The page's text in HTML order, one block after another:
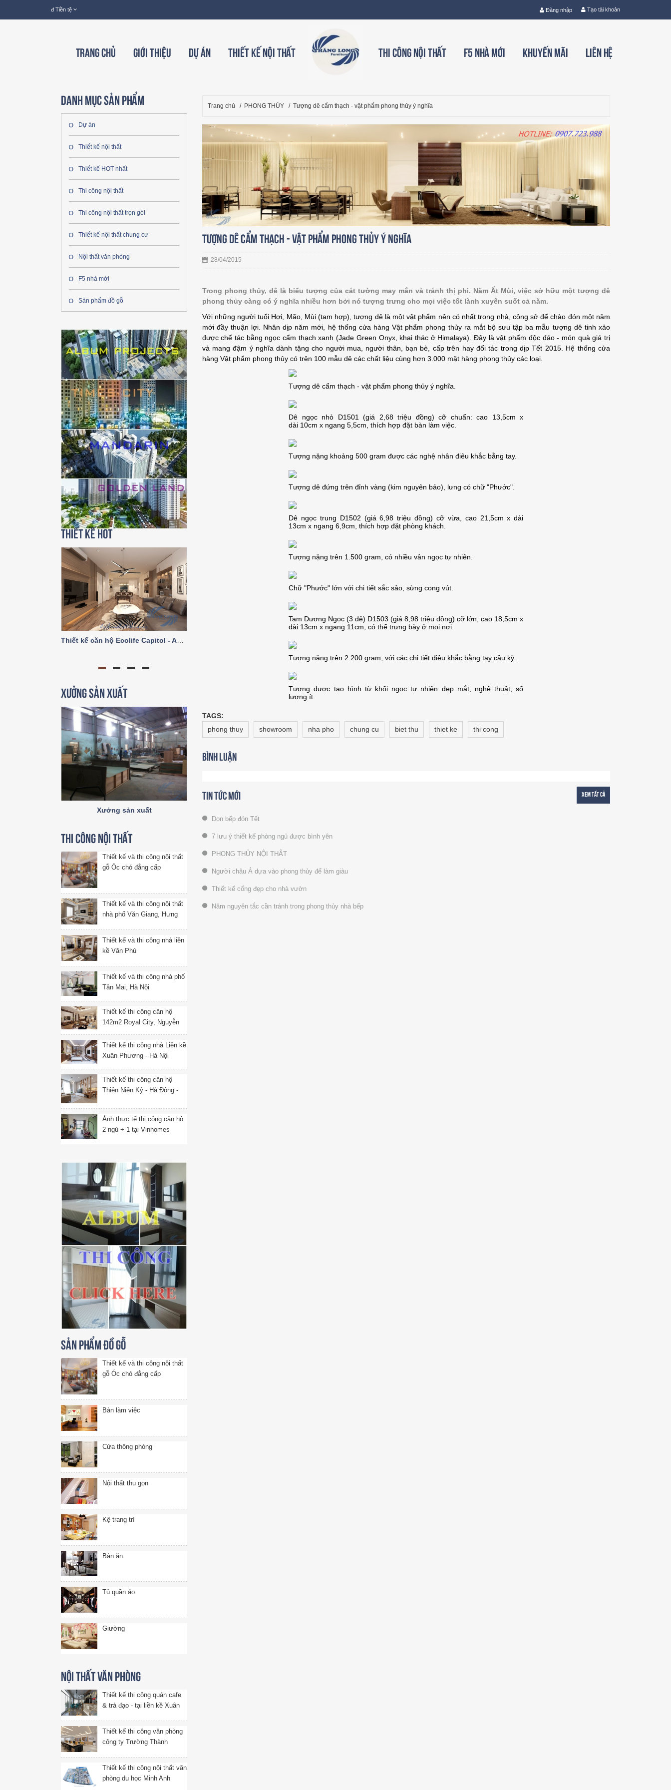
đ Tiền tệ Đăng nhập Tạo tài khoản
Trang chủ Giới thiệu Dự án Thiết kế nội thất Thi công nội thất F5 nhà mới Khuyến mãi Liên hệ
Danh mục sản phẩm
Dự án
Thiết kế nội thất
Thiết kế HOT nhất
Thi công nội thất
Thi công nội thất trọn gói
Thiết kế nội thất chung cư
Nội thất văn phòng
F5 nhà mới
Sản phẩm đồ gỗ
Thiết kế HOT
Thiết kế căn hộ Ecolife Capitol - A2 trục số 03
Xưởng sản xuất
Xưởng sản xuất
Thi công nội thất
Thiết kế và thi công nội thất
gỗ Óc chó đẳng cấp
Thiết kế và thi công nội thất
nhà phố Văn Giang, Hưng
Thiết kế và thi công nhà liền
kề Văn Phú
Thiết kế và thi công nhà phố
Tân Mai, Hà Nội
Thiết kế thi công căn hộ
142m2 Royal City, Nguyễn
Thiết kế thi công nhà Liền kề
Xuân Phương - Hà Nội
Thiết kế thi công căn hộ
Thiên Niên Kỷ - Hà Đông -
Ảnh thực tế thi công căn hộ
2 ngủ + 1 tại Vinhomes
Sản phẩm đồ gỗ
Thiết kế và thi công nội thất
gỗ Óc chó đẳng cấp
Bàn làm việc
Cửa thông phòng
Nội thất thu gọn
Kệ trang trí
Bàn ăn
Tủ quần áo
Giường
Nội thất văn phòng
Thiết kế thi công quán cafe
& trà đạo - tại liền kề Xuân
Thiết kế thi công văn phòng
công ty Trường Thành
Thiết kế thi công nội thất văn
phòng du học Minh Anh
Trang chủ / PHONG THỦY/ Tượng dê cẩm thạch - vật phẩm phong thủy ý nghĩa
Tượng dê cẩm thạch - vật phẩm phong thủy ý nghĩa
28/04/2015
Trong phong thủy, dê là biểu tượng của cát tường may mắn và tránh thị phi. Năm Ất Mùi, việc sở hữu một tượng dê
phong thủy càng có ý nghĩa nhiều hơn bởi nó tượng trưng cho mọi việc tốt lành xuyên suốt cả năm.
Với những người tuổi Hợi, Mão, Mùi (tam hợp), tượng dê là một vật phẩm nên có nhất trong nhà, công sở để chào đón một năm
mới đầy thuận lợi. Nhân dịp năm mới, hệ thống cửa hàng Vật phẩm phong thủy ra mắt bộ sưu tập ba mẫu tượng dê tinh xảo
được chế tác bằng ngọc cẩm thạch xanh (Jade Green Onyx, khai thác ở Himalaya). Đây là vật phẩm độc đáo - món quà giá trị
và mang đậm ý nghĩa dành tặng cho người mua, người thân, bạn bè, cấp trên hay đối tác trong dịp Tết 2015. Hệ thống cửa
hàng Vật phẩm phong thủy có trên 100 mẫu dê các chất liệu cùng hơn 3.000 mặt hàng phong thủy các loại.
Tượng dê cẩm thạch - vật phẩm phong thủy ý nghĩa.
Dê ngọc nhỏ D1501 (giá 2,68 triệu đồng) cỡ chuẩn: cao 13,5cm x
dài 10cm x ngang 5,5cm, thích hợp đặt bàn làm việc.
Tượng nặng khoảng 500 gram được các nghệ nhân điêu khắc bằng tay.
Tượng dê đứng trên đỉnh vàng (kim nguyên bảo), lưng có chữ "Phước".
Dê ngọc trung D1502 (giá 6,98 triệu đồng) cỡ vừa, cao 21,5cm x dài
13cm x ngang 6,9cm, thích hợp đặt phòng khách.
Tượng nặng trên 1.500 gram, có nhiều vân ngọc tự nhiên.
Chữ "Phước" lớn với chi tiết sắc sảo, sừng cong vút.
Tam Dương Ngọc (3 dê) D1503 (giá 8,98 triệu đồng) cỡ lớn, cao 18,5cm x
dài 13cm x ngang 11cm, có thể trưng bày ở mọi nơi.
Tượng nặng trên 2.200 gram, với các chi tiết điêu khắc bằng tay cầu kỳ.
Tượng được tạo hình từ khối ngọc tự nhiên đẹp mắt, nghệ thuật, số
lượng ít.
TAGS:
phong thuy
showroom nha pho chung cu biet thu thiet ke thi cong
Bình luận
Tin tức mới Xem tất cả
Dọn bếp đón Tết
7 lưu ý thiết kế phòng ngủ được bình yên
PHONG THỦY NỘI THẤT
Người châu Á dựa vào phong thủy để làm giàu
Thiết kế cổng đẹp cho nhà vườn
Năm nguyên tắc cần tránh trong phong thủy nhà bếp